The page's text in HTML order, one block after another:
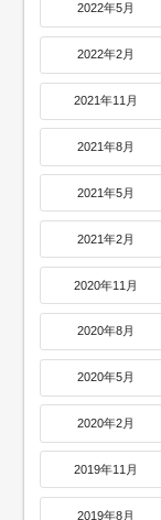
2022年5月
2022年2月
2021年11月
2021年8月
2021年5月
2021年2月
2020年11月
2020年8月
2020年5月
2020年2月
2019年11月
2019年8月